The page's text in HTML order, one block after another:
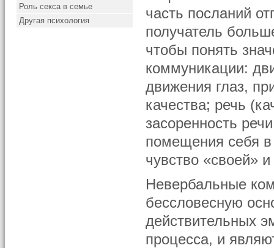
Роль секса в семье
Другая психология
часть посланий
получатель
чтобы понять
коммуникации:
движения глаз,
качества; речь
засоренность
помещения себя в
чувство «своей»
Невербальные
бессловесную
действительных
процесса, и